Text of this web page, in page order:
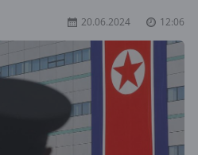
20.06.2024 12:06